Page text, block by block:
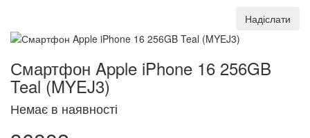
Надіслати
Смартфон Apple iPhone 16 256GB
Teal (MYEJ3)
Немає в наявності